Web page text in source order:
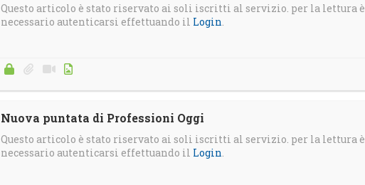
Questo articolo è stato riservato ai soli iscritti al servizio. per la lettura è
necessario autenticarsi effettuando il Login.
Nuova puntata di Professioni Oggi
Questo articolo è stato riservato ai soli iscritti al servizio. per la lettura è
necessario autenticarsi effettuando il Login.